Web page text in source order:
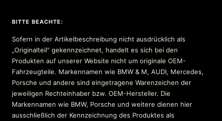
BITTE BEACHTE:
Sofern in der Artikelbeschreibung nicht ausdrücklich als
„Originalteil“ gekennzeichnet, handelt es sich bei den
Produkten auf unserer Website nicht um originale OEM-
Fahrzeugteile. Markennamen wie BMW & M, AUDI, Mercedes,
Porsche und andere sind eingetragene Warenzeichen der
jeweiligen Rechteinhaber bzw. OEM-Hersteller. Die
Markennamen wie BMW, Porsche und weitere dienen hier
ausschließlich der Kennzeichnung des Produktes als